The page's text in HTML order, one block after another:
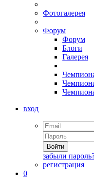
Фотогалерея
Форум
Форум
Блоги
Галерея
вход
Войти
забыли
регистрация
0